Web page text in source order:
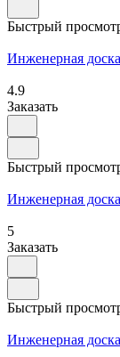
Быстрый
Инженерная
4.9
Заказать
Быстрый
Инженерная
5
Заказать
Быстрый
Инженерная